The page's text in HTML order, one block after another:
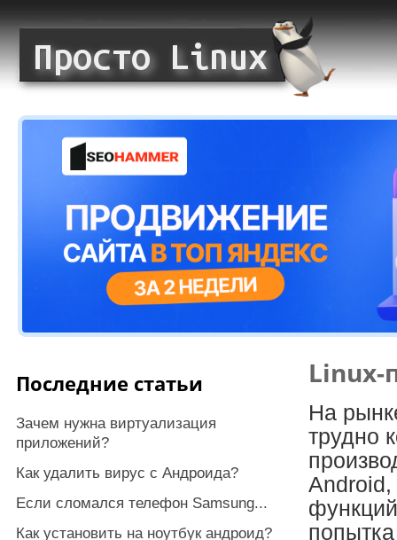
Linux-
На
трудно
Android,
Последние статьи
Зачем нужна виртуализация
приложений?
Как удалить вирус с Андроида?
Если сломался телефон Samsung...
Как установить на ноутбук андроид?